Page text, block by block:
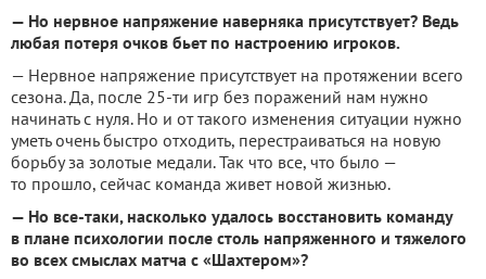
— Но нервное напряжение наверняка присутствует? Ведь
любая потеря очков бьет по настроению игроков.
— Нервное напряжение присутствует на протяжении всего
сезона. Да, после 25-ти игр без поражений нам нужно
начинать с нуля. Но и от такого изменения ситуации нужно
уметь очень быстро отходить, перестраиваться на новую
борьбу за золотые медали. Так что все, что было —
то прошло, сейчас команда живет новой жизнью.
— Но все-таки, насколько удалось восстановить команду
в плане психологии после столь напряженного и тяжелого
во всех смыслах матча с «Шахтером»?